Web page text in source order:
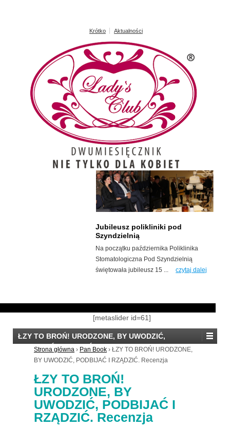
Krótko Aktualności
Jubileusz polikliniki pod
Szyndzielnią
Na początku października Poliklinika
Stomatologiczna Pod Szyndzielnią
świętowała jubileusz 15 ...
czytaj dalej
[metaslider id=61]
ŁZY TO BROŃ! URODZONE, BY UWODZIĆ,
PODBIJAĆ I RZĄDZIĆ. Recenzja
Strona główna › Pan Book › ŁZY TO BROŃ! URODZONE,
BY UWODZIĆ, PODBIJAĆ I RZĄDZIĆ. Recenzja
ŁZY TO BROŃ!
URODZONE, BY
UWODZIĆ, PODBIJAĆ I
RZĄDZIĆ. Recenzja